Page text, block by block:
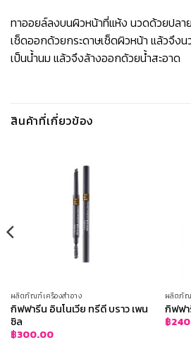
ทาออยล์ลงบนผิวหน้าที่แห้ง นวดด้วยปลา
เช็ดออกด้วยกระดาษเช็ดผิวหน้า แล้วจึงน
เป็นน้ำนม แล้วจึงล้างออกด้วยน้ำสะอาด
สินค้าที่เกี่ยวข้อง
ผลิตภัณฑ์เครื่องสำอาง
กิฟฟารีน อินโนเวีย ทรีดี บราว เพน
ซิล
฿300.00
ผลิตภัณ
กิฟฟา
฿